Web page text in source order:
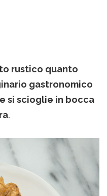
rustico quanto
gastronomico
si scioglie in bocca
.